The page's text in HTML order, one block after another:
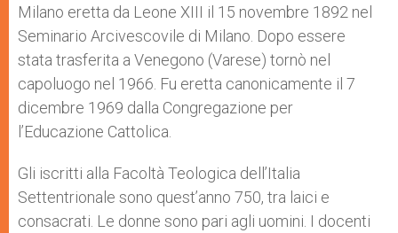
Milano eretta da Leone XIII il 15 novembre 1892 nel
Seminario Arcivescovile di Milano. Dopo essere
stata trasferita a Venegono (Varese) tornò nel
capoluogo nel 1966. Fu eretta canonicamente il 7
dicembre 1969 dalla Congregazione per
l’Educazione Cattolica.
Gli iscritti alla Facoltà Teologica dell’Italia
Settentrionale sono quest’anno 750, tra laici e
consacrati. Le donne sono pari agli uomini. I docenti